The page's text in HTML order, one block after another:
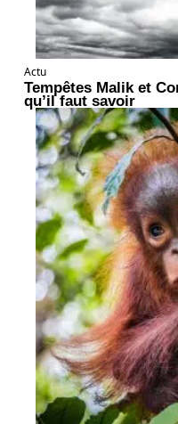
Actu
Tempêtes Malik et
qu’il faut savoir